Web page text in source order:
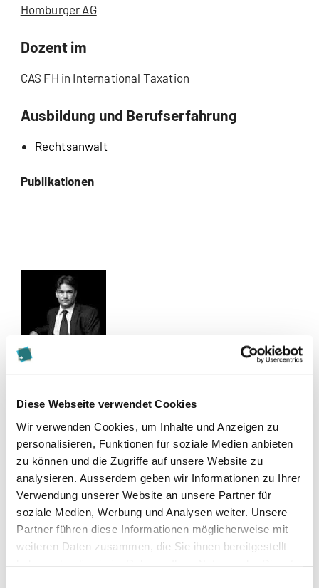
Diese Webseite verwendet Cookies
Wir verwenden Cookies, um Inhalte und Anzeigen zu
personalisieren, Funktionen für soziale Medien anbieten
zu können und die Zugriffe auf unsere Website zu
analysieren. Ausserdem geben wir Informationen zu Ihrer
Verwendung unserer Website an unsere Partner für
soziale Medien, Werbung und Analysen weiter. Unsere
Partner führen diese Informationen möglicherweise mit
weiteren Daten zusammen, die Sie ihnen bereitgestellt
Homburger AG
Dozent im
CAS FH in International Taxation
Ausbildung und Berufserfahrung
Rechtsanwalt
Publikationen
Stefan.oesterhelt@homburger.ch
Zur Merkliste hinzufügen
Themen, die der Person zugeordnet sind: